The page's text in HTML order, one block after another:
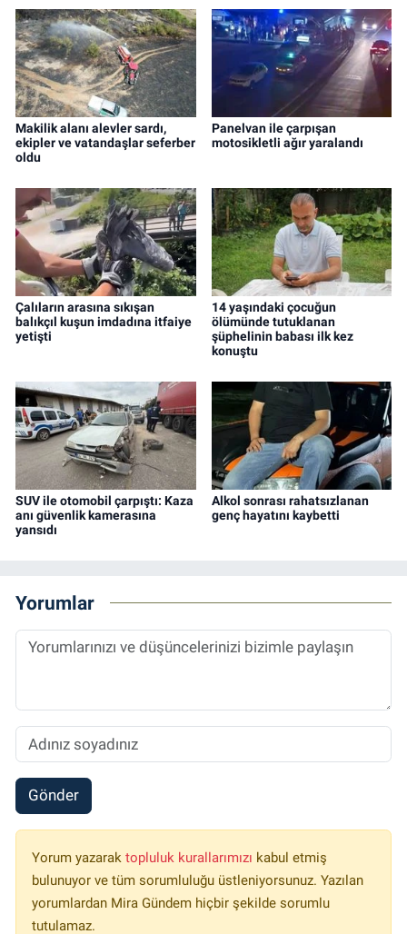
Makilik alanı alevler sardı,
ekipler ve vatandaşlar seferber
oldu
Panelvan ile çarpışan
motosikletli ağır yaralandı
Çalıların arasına sıkışan
balıkçıl kuşun imdadına itfaiye
yetişti
14 yaşındaki çocuğun
ölümünde tutuklanan
şüphelinin babası ilk kez
konuştu
SUV ile otomobil çarpıştı: Kaza
anı güvenlik kamerasına
yansıdı
Alkol sonrası rahatsızlanan
genç hayatını kaybetti
Yorumlar
Gönder
Yorum yazarak topluluk kurallarımızı kabul etmiş
bulunuyor ve tüm sorumluluğu üstleniyorsunuz. Yazılan
yorumlardan Mira Gündem hiçbir şekilde sorumlu
tutulamaz.